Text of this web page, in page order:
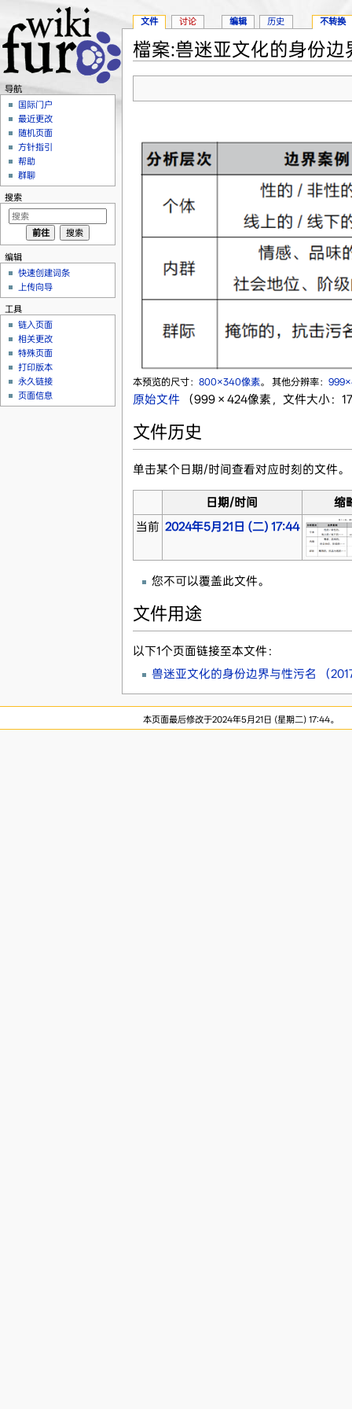
檔案:兽迷亚文化的身份
本预览的尺寸： 800×340像素。 其他分辨率：
原始文件‎ （999 × 424像素，文件大小：
文件历史
单击某个日期/时间查看对应时刻的文件。
日期/时间
缩
当前 2024年5月21日 (二) 17:44
您不可以覆盖此文件。
文件用途
以下1个页面链接至本文件：
兽迷亚文化的身份边界与性污名 （
文件 讨论 编辑 历史 不转换
导航
国际门户
最近更改
随机页面
方针指引
帮助
群聊
搜索
编辑
快速创建词条
上传向导
工具
链入页面
相关更改
特殊页面
打印版本
永久链接
页面信息
本页面最后修改于2024年5月21日 (星期二) 17:44。